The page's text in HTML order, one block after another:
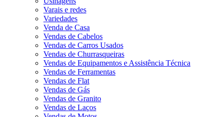
Varais e redes
Variedades
Venda de Casa
Vendas de Cabelos
Vendas de Carros Usados
Vendas de Churrasqueiras
Vendas de Equipamentos e Assistência Técnica
Vendas de Ferramentas
Vendas de Flat
Vendas de Gás
Vendas de Granito
Vendas de Laços